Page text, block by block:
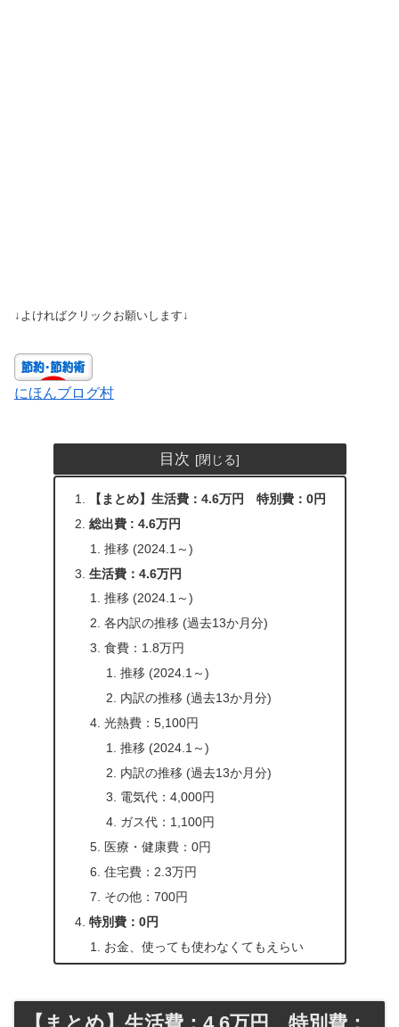
↓よければクリックお願いします↓
にほんブログ村
目次
【まとめ】生活費：4.6万円 特別費：0円
総出費 : 4.6万円
推移 (2024.1～)
生活費：4.6万円
推移 (2024.1～)
各内訳の推移 (過去13か月分)
食費：1.8万円
推移 (2024.1～)
内訳の推移 (過去13か月分)
光熱費：5,100円
推移 (2024.1～)
内訳の推移 (過去13か月分)
電気代：4,000円
ガス代：1,100円
医療・健康費：0円
住宅費：2.3万円
その他：700円
特別費：0円
お金、使っても使わなくてもえらい